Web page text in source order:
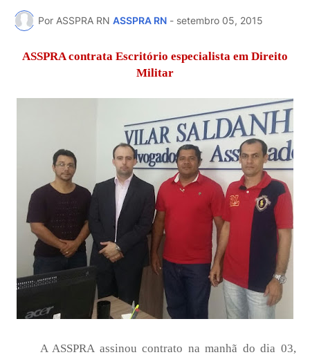
Por ASSPRA RN ASSPRA RN - setembro 05, 2015
ASSPRA contrata Escritório especialista em Direito
Militar
A ASSPRA assinou contrato na manhã do dia 03,